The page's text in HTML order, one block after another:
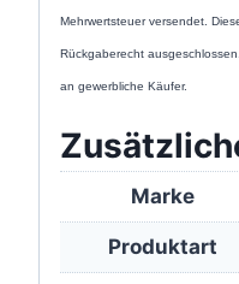
Mehrwertsteuer versendet.
Rückgaberecht
an gewerbliche Käufer.
Marke
Produktart